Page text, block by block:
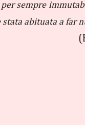
sempre
abituata a far